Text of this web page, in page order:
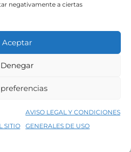
negativamente a ciertas
Aceptar
Denegar
SITIO
AVISO LEGAL Y CONDICIONES
GENERALES DE USO
utiliza el código PRIMERACOMPRA
generales de venta
del sitio web
todos los derechos